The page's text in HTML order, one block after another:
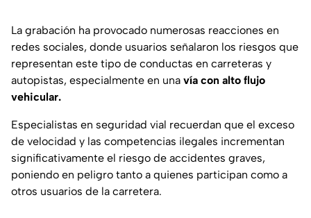
La grabación ha provocado numerosas reacciones en
redes sociales, donde usuarios señalaron los riesgos que
representan este tipo de conductas en carreteras y
autopistas, especialmente en una vía con alto flujo
vehicular.
Especialistas en seguridad vial recuerdan que el exceso
de velocidad y las competencias ilegales incrementan
significativamente el riesgo de accidentes graves,
poniendo en peligro tanto a quienes participan como a
otros usuarios de la carretera.